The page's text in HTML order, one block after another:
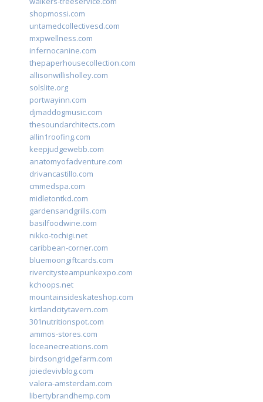
shopmossi.com
untamedcollectivesd.com
mxpwellness.com
infernocanine.com
thepaperhousecollection.com
allisonwillisholley.com
solslite.org
portwayinn.com
djmaddogmusic.com
thesoundarchitects.com
allin1roofing.com
keepjudgewebb.com
anatomyofadventure.com
drivancastillo.com
cmmedspa.com
midletontkd.com
gardensandgrills.com
basilfoodwine.com
nikko-tochigi.net
caribbean-corner.com
bluemoongiftcards.com
rivercitysteampunkexpo.com
kchoops.net
mountainsideskateshop.com
kirtlandcitytavern.com
301nutritionspot.com
ammos-stores.com
loceanecreations.com
birdsongridgefarm.com
joiedevivblog.com
valera-amsterdam.com
libertybrandhemp.com